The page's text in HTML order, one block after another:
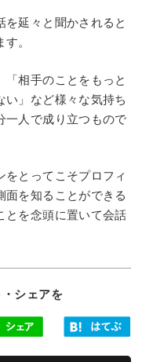
延々と聞かされると
。
「相手のことをもっと
い」など様々な気持ち
一人で成り立つもので
とってこそプロフィ
面を知ることができる
とを念頭に置いて会話
シェアを